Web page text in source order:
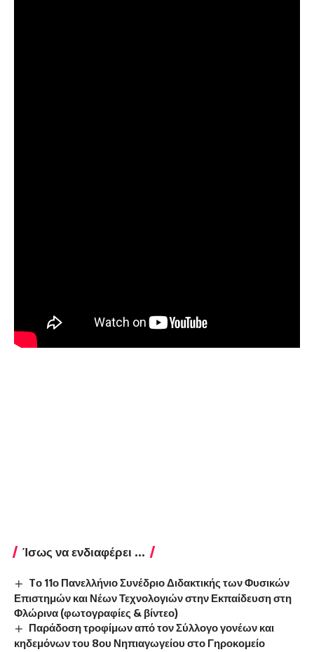
Ίσως να ενδιαφέρει ...
Tο 11ο Πανελλήνιο Συνέδριο Διδακτικής των Φυσικών
Επιστημών και Νέων Τεχνολογιών στην Εκπαίδευση στη
Φλώρινα (φωτογραφίες & βίντεο)
Παράδοση τροφίμων από τον Σύλλογο γονέων και
κηδεμόνων του 8ου Νηπιαγωγείου στο Γηροκομείο